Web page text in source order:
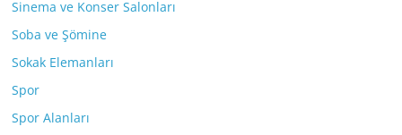
Sinema ve Konser Salonları
Soba ve Şömine
Sokak Elemanları
Spor
Spor Alanları